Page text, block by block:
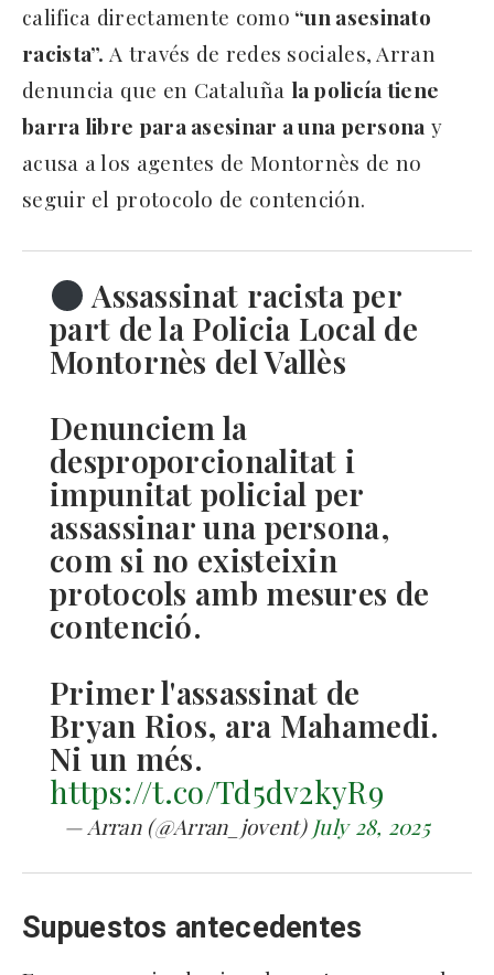
califica directamente como “un asesinato
racista”. A través de redes sociales, Arran
denuncia que en Cataluña la policía tiene
barra libre para asesinar a una persona y
acusa a los agentes de Montornès de no
seguir el protocolo de contención.
Assassinat racista per
part de la Policia Local de
Montornès del Vallès
Denunciem la
desproporcionalitat i
impunitat policial per
assassinar una persona,
com si no existeixin
protocols amb mesures de
contenció.
Primer l'assassinat de
Bryan Rios, ara Mahamedi.
Ni un més.
https://t.co/Td5dv2kyR9
— Arran (@Arran_jovent) July 28, 2025
Supuestos antecedentes